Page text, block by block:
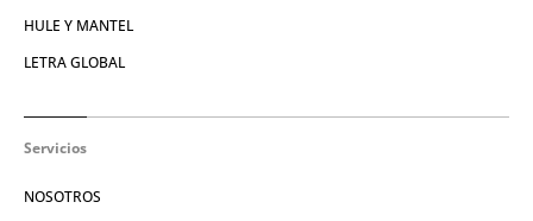
HULE Y MANTEL
LETRA GLOBAL
Servicios
NOSOTROS